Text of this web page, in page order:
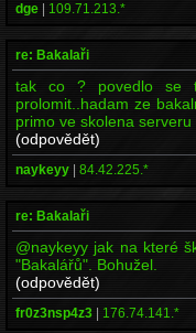
dge | 109.71.213.*
re: Bakalaři
tak co ? povedlo se
prolomit..hadam ze
primo ve skolena
(odpovědět)
naykeyy | 84.42.225.*
re: Bakalaři
@naykeyy jak na které
"Bakalářů". Bohužel.
(odpovědět)
fr0z3nsp4z3 | 176.74.141.*